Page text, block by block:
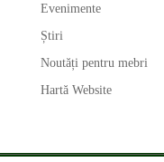
Evenimente
Știri
Noutăți pentru mebri
Hartă Website